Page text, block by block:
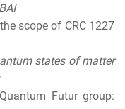
scope of CRC 1227
states of matter
Futur group: